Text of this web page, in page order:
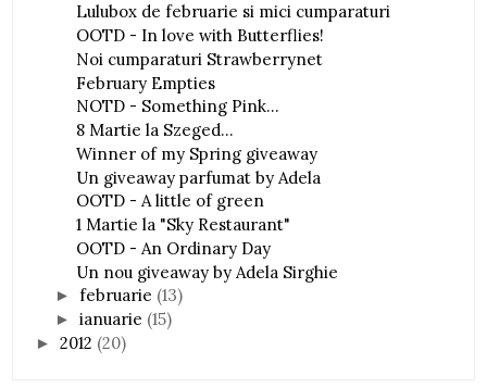
Lulubox de februarie si mici cumparaturi
OOTD - In love with Butterflies!
Noi cumparaturi Strawberrynet
February Empties
NOTD - Something Pink...
8 Martie la Szeged...
Winner of my Spring giveaway
Un giveaway parfumat by Adela
OOTD - A little of green
1 Martie la "Sky Restaurant"
OOTD - An Ordinary Day
Un nou giveaway by Adela Sirghie
►februarie (13)
►ianuarie (15)
►2012 (20)